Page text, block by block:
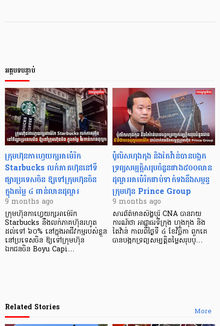
អត្ថបទបន្ទាប់
ក្រុមហ៊ុនកាហ្វេយក្សអាម៉េរិក
Starbucks លក់ភាគហ៊ុននៅទី
ផ្សារប្រទេសចិន ឱ្យទៅក្រុមហ៊ុនចិន
ក្នុងតម្លៃ ៤ ពាន់លានដុល្លារ
9 months ago
ក្រុមហ៊ុនកាហ្វេយក្សអាម៉េរិក
Starbucks នឹងលក់ភាគហ៊ុនរហូត
ដល់ទៅ ៦០% នៅក្នុងអាជីវកម្មរបស់ខ្លួន
នៅប្រទេសចិន ឱ្យទៅក្រុមហ៊ុន
ឯកជនចិន Boyu Capi…
ប៉ូលិសហុងកុង និងតៃវ៉ាន់បានបង្កក
ទ្រព្យសម្បត្តិសរុបចំនួនជាង៥០០លាន
ដុល្លារអាម៉េរិកជាប់ទាក់ទងនឹងសម្ពន្ធ
ក្រុមហ៊ុន Prince Group
9 months ago
សារព័ត៌មានសិង្ហបុរី CNA បានរាយ
ការណ៍ថា អាជ្ញាធរទីក្រុង ហុងកុង និង
តៃវ៉ាន់ កាលពីថ្ងៃទី ៤ ខែវិច្ឆិកា ពួកគេ
បានបង្កកទ្រព្យសម្បត្តិតម្លៃសរុបប្…
More
Related Stories